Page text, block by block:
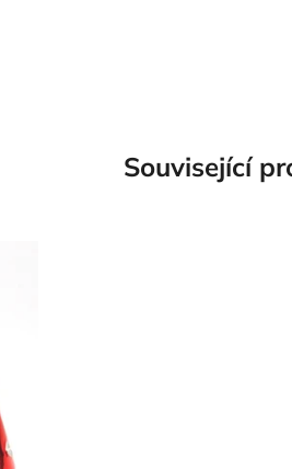
Související